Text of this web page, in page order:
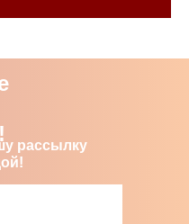
рассылку